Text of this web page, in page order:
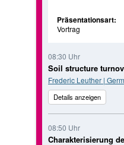
Präsentationsart:
Vortrag
08:30 Uhr
Soil structure
Frederic Leuther |
Details anzeigen
08:50 Uhr
Charakterisierung